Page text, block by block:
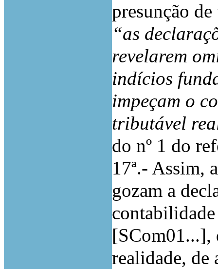
presunção de
“as
revelarem
indícios
impeçam o
tributável
do nº 1 do
17ª.- Assim,
gozam a
[SCom01...],
realidade, de